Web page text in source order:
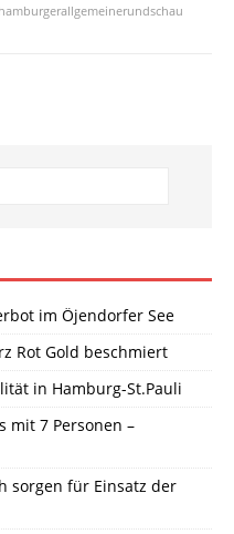
hamburgerallgemeinerundschau
im Öjendorfer See
Rot Gold beschmiert
in Hamburg-St.Pauli
mit 7 Personen –
sorgen für Einsatz der